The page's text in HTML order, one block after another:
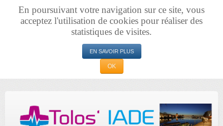
En poursuivant votre navigation sur ce site, vous
acceptez l'utilisation de cookies pour réaliser des
statistiques de visites.
EN SAVOIR PLUS
OK